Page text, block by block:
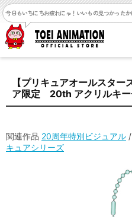
今日もいちにちお疲れにゃ！ いいもの見つかったか
【プリキュアオールスタ
ア限定 20th アクリルキ
関連作品 20周年特別ビジュアル /
キュアシリーズ